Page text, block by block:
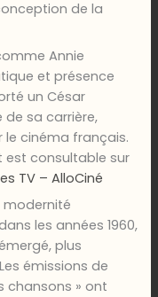
de la
Annie
et présence
un César
de sa carrière,
cinéma français.
est consultable sur
TV – AlloCiné
modernité
les années 1960,
plus
émissions de
chansons » ont